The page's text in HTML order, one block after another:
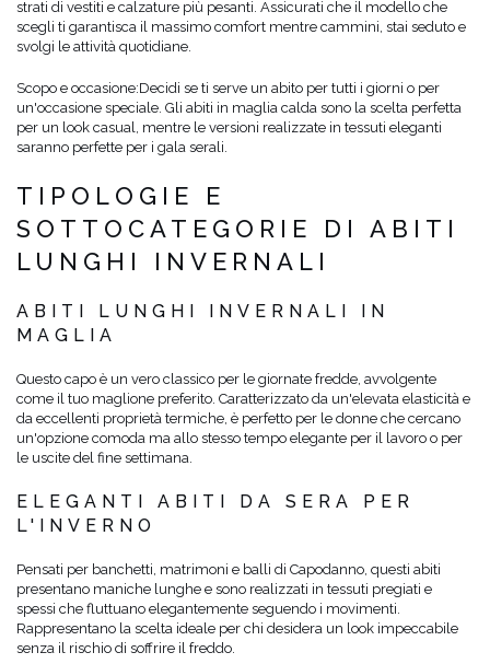
strati di vestiti e calzature più pesanti. Assicurati che il modello che
scegli ti garantisca il massimo comfort mentre cammini, stai seduto e
svolgi le attività quotidiane.
Scopo e occasione:Decidi se ti serve un abito per tutti i giorni o per
un'occasione speciale. Gli abiti in maglia calda sono la scelta perfetta
per un look casual, mentre le versioni realizzate in tessuti eleganti
saranno perfette per i gala serali.
TIPOLOGIE E
SOTTOCATEGORIE DI ABITI
LUNGHI INVERNALI
ABITI LUNGHI INVERNALI IN
MAGLIA
Questo capo è un vero classico per le giornate fredde, avvolgente
come il tuo maglione preferito. Caratterizzato da un'elevata elasticità e
da eccellenti proprietà termiche, è perfetto per le donne che cercano
un'opzione comoda ma allo stesso tempo elegante per il lavoro o per
le uscite del fine settimana.
ELEGANTI ABITI DA SERA PER
L'INVERNO
Pensati per banchetti, matrimoni e balli di Capodanno, questi abiti
presentano maniche lunghe e sono realizzati in tessuti pregiati e
spessi che fluttuano elegantemente seguendo i movimenti.
Rappresentano la scelta ideale per chi desidera un look impeccabile
senza il rischio di soffrire il freddo.